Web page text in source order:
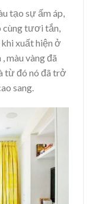
tạo sự ấm áp,
cùng tươi tắn,
xuất hiện ở
màu vàng đã
từ đó nó đã trở
sang.